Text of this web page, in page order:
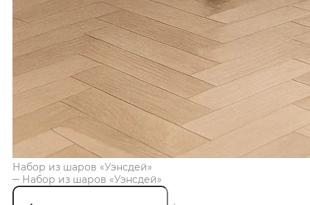
Набор из шаров «Уэнсдей»
Набор из шаров «Уэнсдей»